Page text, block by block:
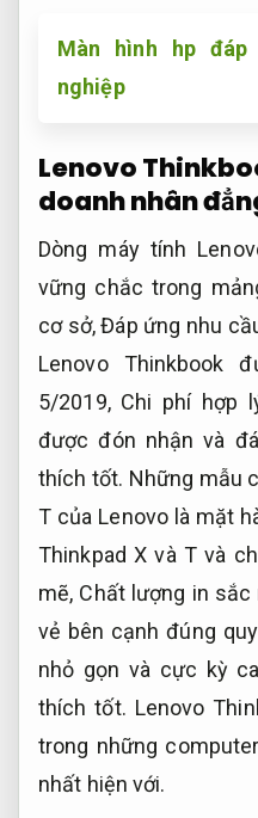
Màn hình hp
nghiệp
Lenovo
doanh nhân
Dòng máy tính
vững chắc trong
cơ sở,Đáp ứng nhu
Lenovo Thinkbook
5/2019, Chi phí hợp
được đón nhận và
thích tốt. Những mẫu
T của Lenovo là mặt
Thinkpad X và T và
mẽ, Chất lượng in sắc
vẻ bên cạnh đúng
nhỏ gọn và cực kỳ
thích tốt. Lenovo
trong những
nhất hiện với.